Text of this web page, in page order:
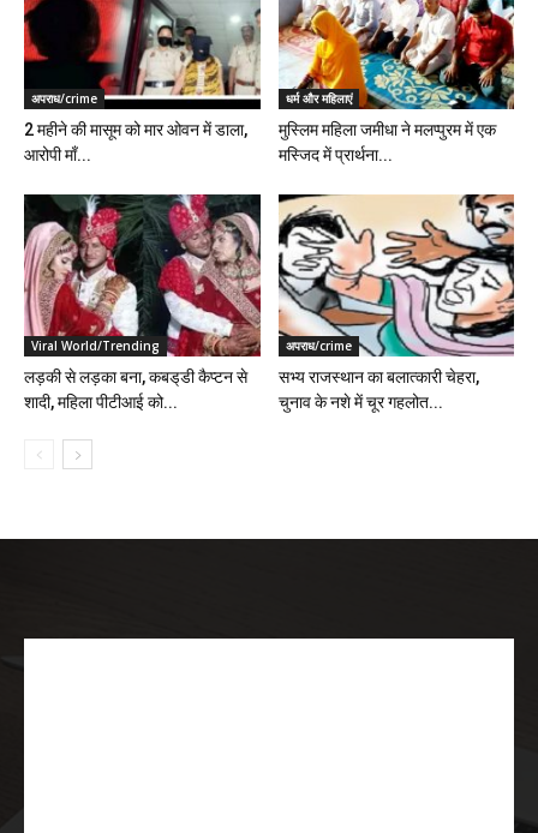
अपराध/crime
2 महीने की मासूम को मार ओवन में डाला,
आरोपी माँ...
धर्म और महिलाएं
मुस्लिम महिला जमीधा ने मलप्पुरम में एक
मस्जिद में प्रार्थना...
Viral World/Trending
लड़की से लड़का बना, कबड्‌डी कैप्टन से
शादी, महिला पीटीआई को...
अपराध/crime
सभ्य राजस्थान का बलात्कारी चेहरा,
चुनाव के नशे में चूर गहलोत...